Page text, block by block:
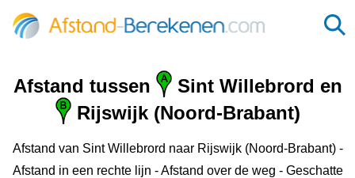
Afstand tussen
Sint Willebrord en
Rijswijk (Noord-Brabant)
Afstand van Sint Willebrord naar Rijswijk (Noord-Brabant) -
Afstand in een rechte lijn - Afstand over de weg - Geschatte